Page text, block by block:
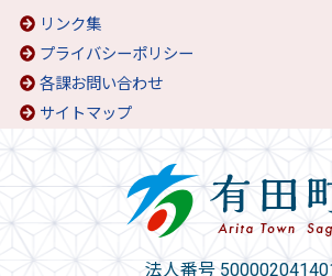
リンク集
プライバシーポリシー
各課お問い合わせ
サイトマップ
法人番号